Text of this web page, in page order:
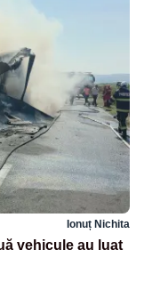
Ionuț Nichita
vehicule au luat